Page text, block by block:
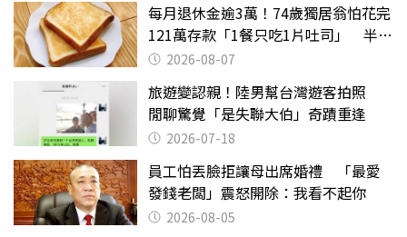
每月退休金逾3萬！74歲獨居翁怕花完
121萬存款「1餐只吃1片吐司」 半年
後暴瘦嚇壞女兒
2026-08-07
旅遊變認親！陸男幫台灣遊客拍照
閒聊驚覺「是失聯大伯」奇蹟重逢
2026-07-18
員工怕丟臉拒讓母出席婚禮 「最愛
發錢老闆」震怒開除：我看不起你
2026-08-05